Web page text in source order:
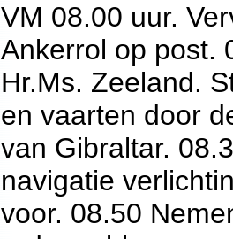
VM 08.00 uur.
Ankerrol op post.
Hr.Ms. Zeeland.
en vaarten door
van Gibraltar.
navigatie
voor. 08.50